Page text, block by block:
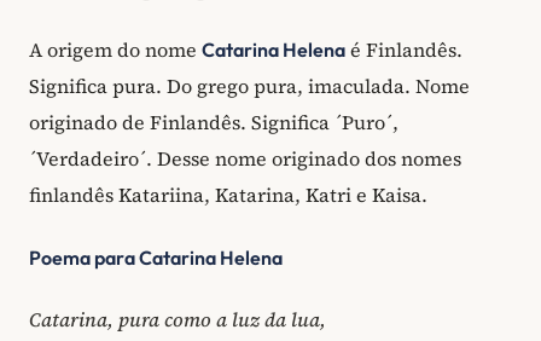
A origem do nome Catarina Helena é Finlandês.
Significa pura. Do grego pura, imaculada. Nome
originado de Finlandês. Significa ´Puro´,
´Verdadeiro´. Desse nome originado dos nomes
finlandês Katariina, Katarina, Katri e Kaisa.
Poema para Catarina Helena
Catarina, pura como a luz da lua,